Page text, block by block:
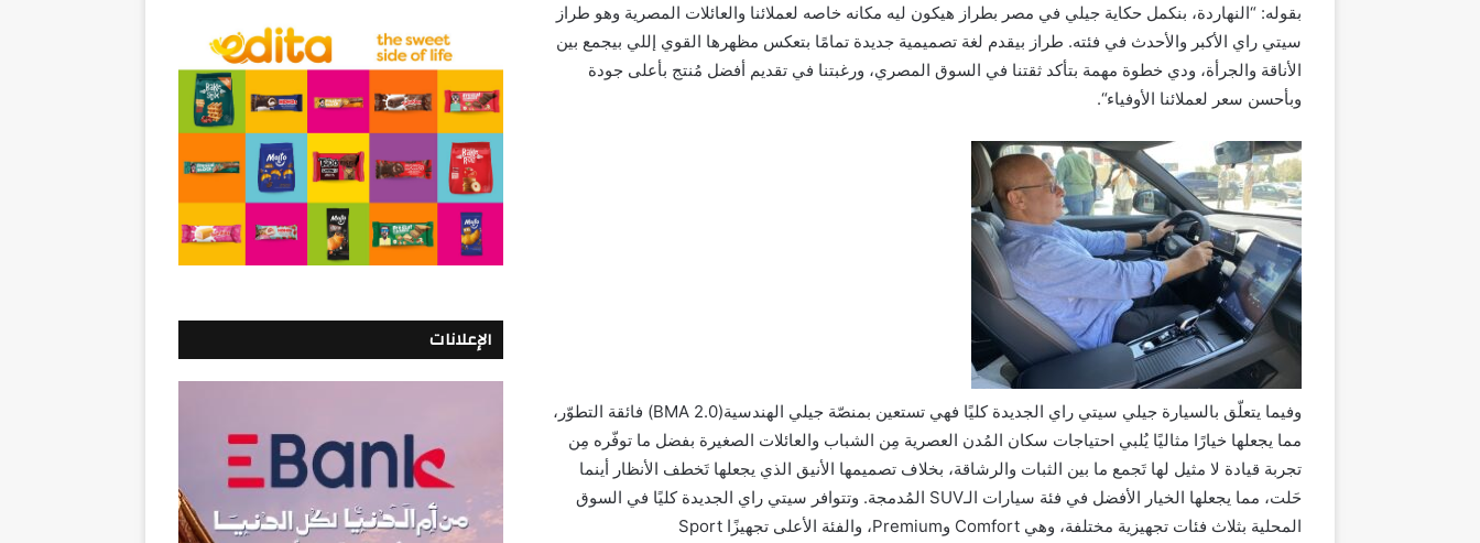
بقوله: “النهاردة، بنكمل حكاية جيلي في مصر بطراز هيكون ليه مكانه خاصه لعملائنا والعائلات المصرية وهو طراز
سيتي راي الأكبر والأحدث في فئته. طراز بيقدم لغة تصميمية جديدة تمامًا بتعكس مظهرها القوي إللي بيجمع بين
الأناقة والجرأة، ودي خطوة مهمة بتأكد ثقتنا في السوق المصري، ورغبتنا في تقديم أفضل مُنتج بأعلى جودة
وبأحسن سعر لعملائنا الأوفياء“
.
وفيما يتعلّق بالسيارة جيلي سيتي راي الجديدة كليًا فهي تستعين بمنصّة جيلي الهندسية(BMA 2.0)
فائقة التطوّر،
مما يجعلها خيارًا مثاليًا يُلبي احتياجات سكان المُدن العصرية مِن الشباب والعائلات الصغيرة بفضل ما توفّره مِن
تجربة قيادة لا مثيل لها تَجمع ما بين الثبات والرشاقة، بخلاف تصميمها الأنيق الذي يجعلها تَخطف الأنظار أينما
حَلت، مما يجعلها الخيار الأفضل في فئة سيارات الـSUV المُدمجة. وتتوافر سيتي راي الجديدة كليًا في السوق
المحلية بثلاث فئات تجهيزية مختلفة، وهي
وPremium، والفئة الأعلى تجهيزًا
الإعلانات